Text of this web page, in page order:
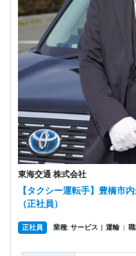
東海交通 株式会社
【タクシー運転手】豊橋市
（正社員）
正社員 業種: サービス | 運輸 |